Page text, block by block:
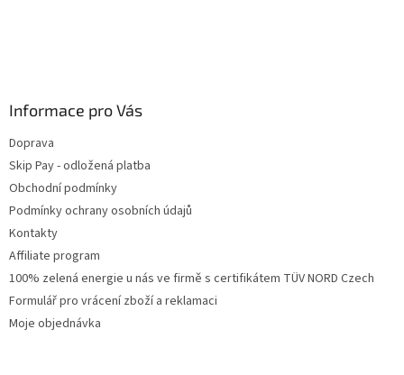
Informace pro Vás
Doprava
Skip Pay - odložená platba
Obchodní podmínky
Podmínky ochrany osobních údajů
Kontakty
Affiliate program
100% zelená energie u nás ve firmě s certifikátem TÜV NORD Czech
Formulář pro vrácení zboží a reklamaci
Moje objednávka